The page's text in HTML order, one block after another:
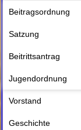
Beitragsordnung
Satzung
Beitrittsantrag
Jugendordnung
Vorstand
Geschichte